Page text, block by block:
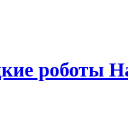
роботы